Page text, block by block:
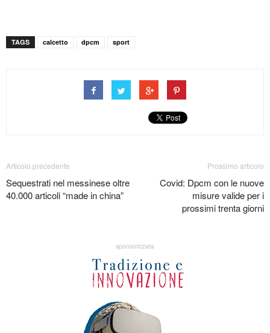
TAGS calcetto dpcm sport
Articolo precedente
Sequestrati nel messinese oltre
40.000 articoli “made in china”
Prossimo articolo
Covid: Dpcm con le nuove
misure valide per i
prossimi trenta giorni
sponsorizzata